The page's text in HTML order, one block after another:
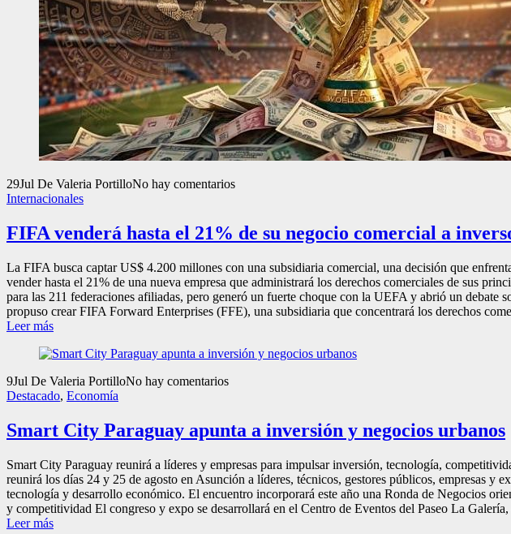
29Jul De Valeria PortilloNo hay comentarios
Internacionales
FIFA venderá hasta el 21% de su negocio comercial a
La FIFA busca captar US$ 4.200 millones con una subsidiaria comercial, una decisión que
vender hasta el 21% de una nueva empresa que administrará los derechos comerciales de sus
para las 211 federaciones afiliadas, pero generó un fuerte choque con la UEFA y abrió un
propuso crear FIFA Forward Enterprises (FFE), una subsidiaria que concentrará los derechos
Leer más
9Jul De Valeria PortilloNo hay comentarios
Destacado, Economía
Smart City Paraguay apunta a inversión y negocios urbanos
Smart City Paraguay reunirá a líderes y empresas para impulsar inversión, tecnología,
reunirá los días 24 y 25 de agosto en Asunción a líderes, técnicos, gestores públicos, empresas y
tecnología y desarrollo económico. El encuentro incorporará este año una Ronda de Negocios
y competitividad El congreso y expo se desarrollará en el Centro de Eventos del Paseo La
Leer más